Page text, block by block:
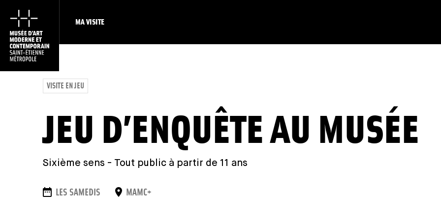
MA VISITE
VISITE EN JEU
JEU D’ENQUÊTE AU MUSÉE
Sixième sens - Tout public à partir de 11 ans
DAUER
LES SAMEDIS ORT
MAMC+